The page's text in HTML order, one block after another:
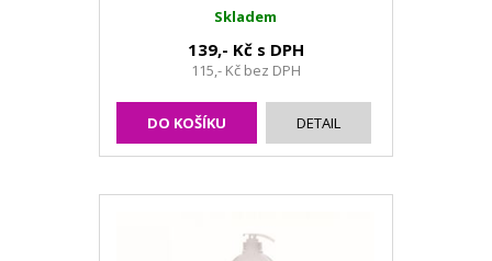
Skladem
139,- Kč s DPH
115,- Kč bez DPH
DO KOŠÍKU DETAIL